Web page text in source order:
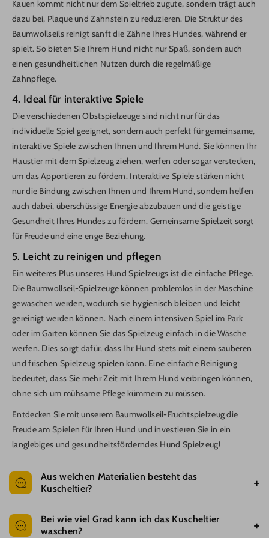
Kauen kommt nicht nur dem Spieltrieb zugute, sondern trägt auch
dazu bei, Plaque und Zahnstein zu reduzieren. Die Struktur des
Baumwollseils reinigt sanft die Zähne Ihres Hundes, während er
spielt. So bieten Sie Ihrem Hund nicht nur Spaß, sondern auch
einen gesundheitlichen Nutzen durch die regelmäßige
Zahnpflege.
4. Ideal für interaktive Spiele
Die verschiedenen Obstspielzeuge sind nicht nur für das
individuelle Spiel geeignet, sondern auch perfekt für gemeinsame,
interaktive Spiele zwischen Ihnen und Ihrem Hund. Sie können Ihr
Haustier mit dem Spielzeug ziehen, werfen oder sogar verstecken,
um das Apportieren zu fördern. Interaktive Spiele stärken nicht
nur die Bindung zwischen Ihnen und Ihrem Hund, sondern helfen
auch dabei, überschüssige Energie abzubauen und die geistige
Gesundheit Ihres Hundes zu fördern. Gemeinsame Spielzeit sorgt
für Freude und eine enge Beziehung.
5. Leicht zu reinigen und pflegen
Ein weiteres Plus unseres Hund Spielzeugs ist die einfache Pflege.
Die Baumwollseil-Spielzeuge können problemlos in der Maschine
gewaschen werden, wodurch sie hygienisch bleiben und leicht
gereinigt werden können. Nach einem intensiven Spiel im Park
oder im Garten können Sie das Spielzeug einfach in die Wäsche
werfen. Dies sorgt dafür, dass Ihr Hund stets mit einem sauberen
und frischen Spielzeug spielen kann. Eine einfache Reinigung
bedeutet, dass Sie mehr Zeit mit Ihrem Hund verbringen können,
ohne sich um mühsame Pflege kümmern zu müssen.
Entdecken Sie mit unserem Baumwollseil-Fruchtspielzeug die
Freude am Spielen für Ihren Hund und investieren Sie in ein
langlebiges und gesundheitsförderndes Hund Spielzeug!
Aus welchen Materialien besteht das
Kuscheltier?
langlebigen Stoffen, die besonders anschmiegsam und
hautfreundlich für Hunde sind. Es werden ausschließlich
Bei wie viel Grad kann ich das Kuscheltier
waschen?